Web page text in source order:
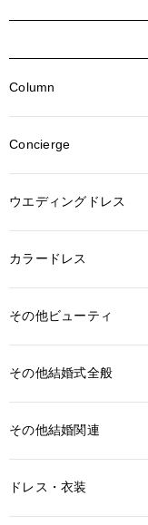
Column
Concierge
ウエディングドレス
カラードレス
その他ビューティ
その他結婚式全般
その他結婚関連
ドレス・衣装